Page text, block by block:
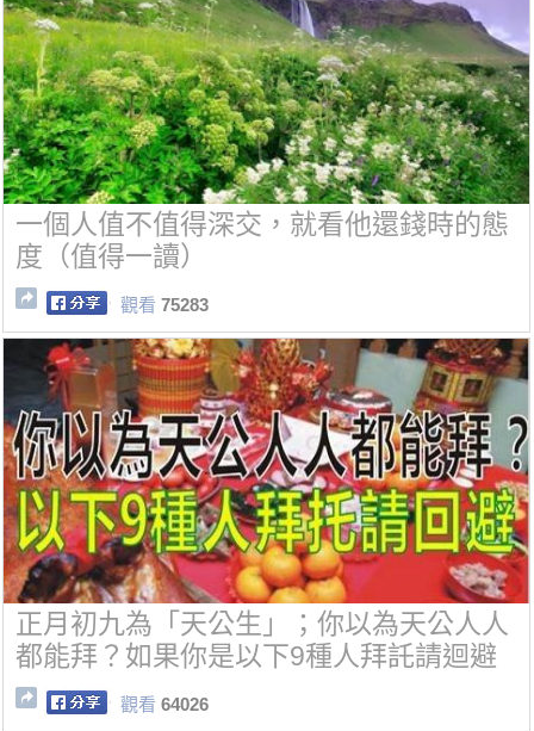
一個人值不值得深交，就看他還錢時的態
度（值得一讀）
觀看 75283
正月初九為「天公生」；你以為天公人人
都能拜？如果你是以下9種人拜託請迴避
觀看 64026